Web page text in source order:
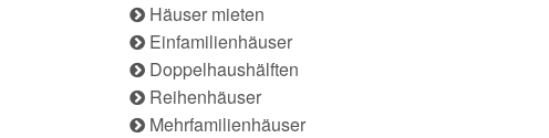
Häuser mieten
Einfamilienhäuser
Doppelhaushälften
Reihenhäuser
Mehrfamilienhäuser